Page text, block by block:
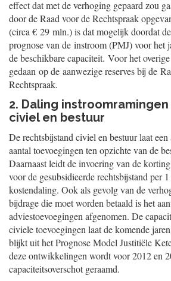
effect dat met de verhoging gepaard zou
door de Raad voor de Rechtspraak
(circa € 29 mln.) is dat mogelijk doordat
prognose van de instroom (PMJ) voor het
de beschikbare capaciteit. Voor het
gedaan op de aanwezige reserves bij de
Rechtspraak.
2. Daling
civiel en bestuur
De rechtsbijstand civiel en bestuur laat
aantal toevoegingen ten opzichte van de
Daarnaast leidt de invoering van de
voor de gesubsidieerde rechtsbijstand per
kostendaling. Ook als gevolg van de
bijdrage die moet worden betaald is het
adviestoevoegingen afgenomen. De
civiele toevoegingen laat de komende
blijkt uit het Prognose Model Justitiële
deze ontwikkelingen wordt voor 2012 en
capaciteitsoverschot geraamd.